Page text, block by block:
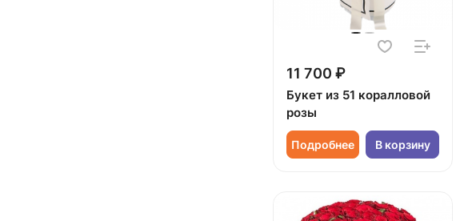
11 700 ₽
Букет из 51 коралловой
розы
Подробнее В корзину